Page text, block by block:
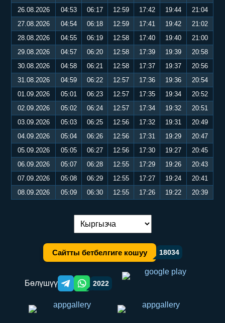
26.08.2026
04:53 06:17 12:59 17:42 19:44
21:04
27.08.2026
04:54 06:18 12:59 17:41 19:42
21:02
28.08.2026
04:55 06:19 12:58 17:40 19:40
21:00
29.08.2026
04:57 06:20 12:58 17:39 19:39
20:58
30.08.2026
04:58 06:21 12:58 17:37 19:37
20:56
31.08.2026
04:59 06:22 12:57 17:36 19:36
20:54
01.09.2026
05:01 06:23 12:57 17:35 19:34
20:52
02.09.2026
05:02 06:24 12:57 17:34 19:32
20:51
03.09.2026
05:03 06:25 12:56 17:32 19:31
20:49
04.09.2026
05:04 06:26 12:56 17:31 19:29
20:47
05.09.2026
05:05 06:27 12:56 17:30 19:27
20:45
06.09.2026
05:07 06:28 12:55 17:29 19:26
20:43
07.09.2026
05:08 06:29 12:55 17:27 19:24
20:41
08.09.2026
05:09 06:30 12:55 17:26 19:22 20:39
Тилди алмаштыруу:
Сайтты бетбелгиге кошуу 18034
Бөлүшүү Telegram orqali ulashish
WhatsApp orqali ulashish
2022